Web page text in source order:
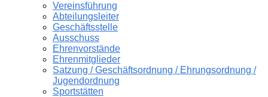
Vereinsführung
Abteilungsleiter
Geschäftsstelle
Ausschuss
Ehrenvorstände
Ehrenmitglieder
Satzung / Geschäftsordnung / Ehrungsordnung /
Jugendordnung
Sportstätten